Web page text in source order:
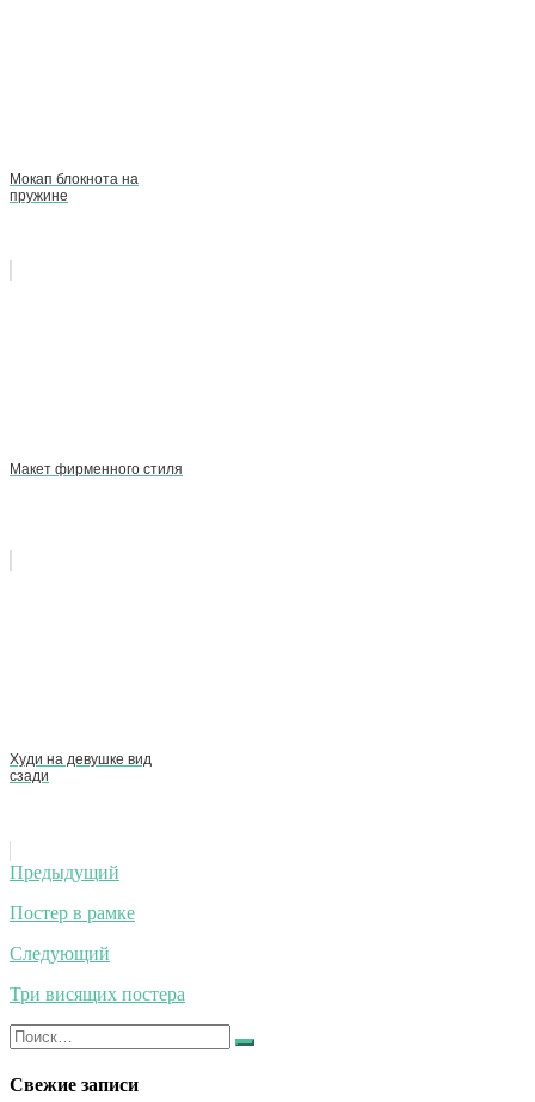
Мокап блокнота на
пружине
Макет фирменного стиля
Худи на девушке вид
сзади
Навигация
по
записям
Предыдущий
Постер в рамке
Следующий
Три висящих постера
Искать:
Найти
Свежие записи